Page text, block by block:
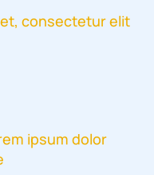
consectetur elit
ipsum dolor